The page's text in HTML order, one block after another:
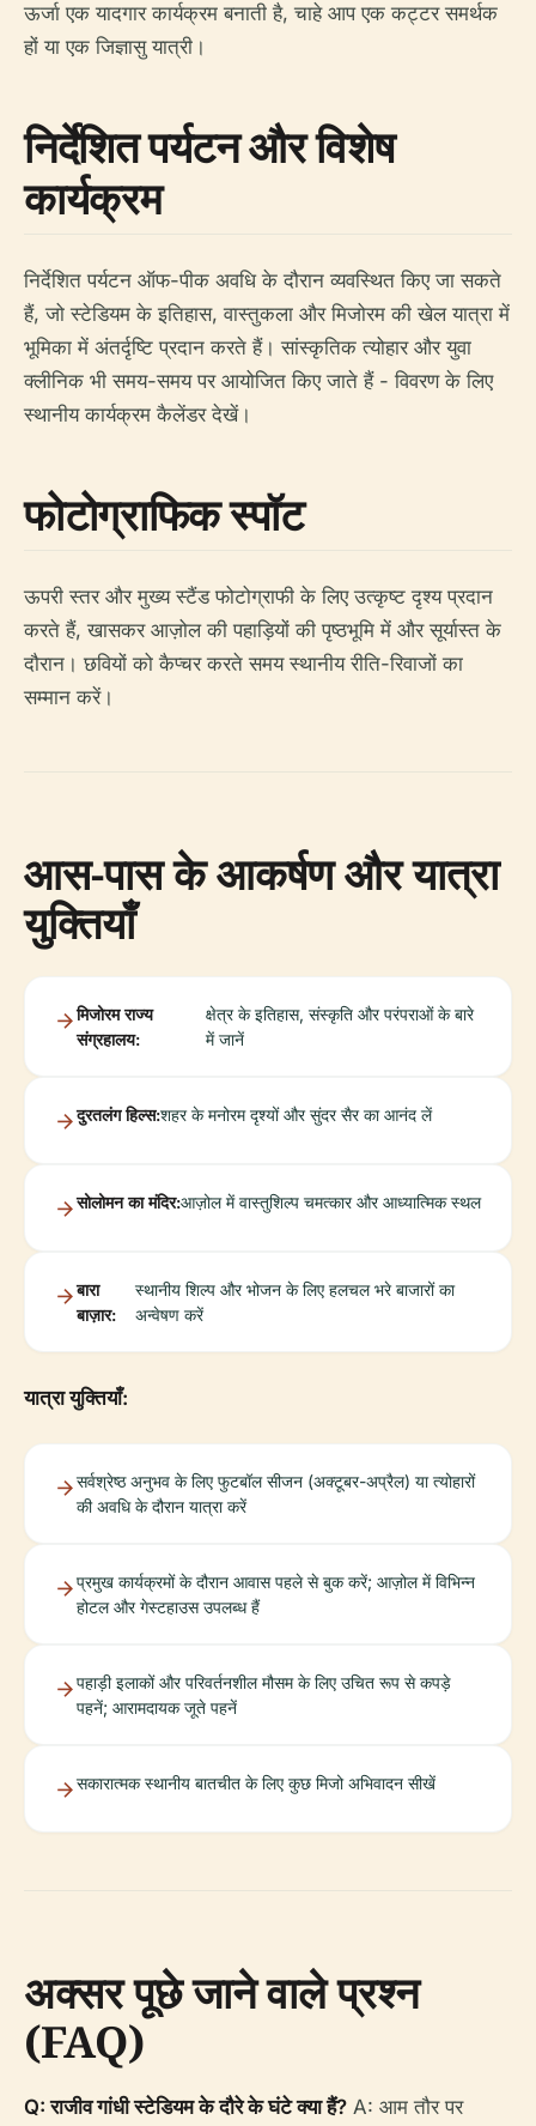
ऊर्जा एक यादगार कार्यक्रम बनाती है, चाहे आप एक कट्टर समर्थक
हों या एक जिज्ञासु यात्री।
निर्देशित पर्यटन और विशेष
कार्यक्रम
निर्देशित पर्यटन ऑफ-पीक अवधि के दौरान व्यवस्थित किए जा सकते
हैं, जो स्टेडियम के इतिहास, वास्तुकला और मिजोरम की खेल यात्रा में
भूमिका में अंतर्दृष्टि प्रदान करते हैं। सांस्कृतिक त्योहार और युवा
क्लीनिक भी समय-समय पर आयोजित किए जाते हैं - विवरण के लिए
स्थानीय कार्यक्रम कैलेंडर देखें।
फोटोग्राफिक स्पॉट
ऊपरी स्तर और मुख्य स्टैंड फोटोग्राफी के लिए उत्कृष्ट दृश्य प्रदान
करते हैं, खासकर आज़ोल की पहाड़ियों की पृष्ठभूमि में और सूर्यास्त के
दौरान। छवियों को कैप्चर करते समय स्थानीय रीति-रिवाजों का
सम्मान करें।
आस-पास के आकर्षण और यात्रा
युक्तियाँ
मिजोरम राज्य
संग्रहालय:
क्षेत्र के इतिहास, संस्कृति और परंपराओं के बारे
में जानें
दुरतलंग हिल्स:शहर के मनोरम दृश्यों और सुंदर सैर का आनंद लें
सोलोमन का मंदिर:आज़ोल में वास्तुशिल्प चमत्कार और आध्यात्मिक स्थल
बारा
बाज़ार:
स्थानीय शिल्प और भोजन के लिए हलचल भरे बाजारों का
अन्वेषण करें
यात्रा युक्तियाँ:
सर्वश्रेष्ठ अनुभव के लिए फुटबॉल सीजन (अक्टूबर-अप्रैल) या त्योहारों
की अवधि के दौरान यात्रा करें
प्रमुख कार्यक्रमों के दौरान आवास पहले से बुक करें; आज़ोल में विभिन्न
होटल और गेस्टहाउस उपलब्ध हैं
पहाड़ी इलाकों और परिवर्तनशील मौसम के लिए उचित रूप से कपड़े
पहनें; आरामदायक जूते पहनें
सकारात्मक स्थानीय बातचीत के लिए कुछ मिजो अभिवादन सीखें
अक्सर पूछे जाने वाले प्रश्न
(FAQ)
Q: राजीव गांधी स्टेडियम के दौरे के घंटे क्या हैं? A: आम तौर पर